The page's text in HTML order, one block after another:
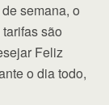
semana, o
são
Feliz
o dia todo,